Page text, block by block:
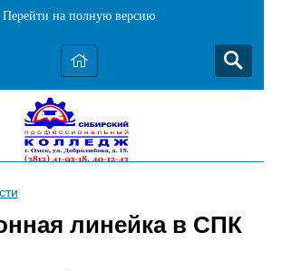
Перейти на полную версию
линейка в СПК